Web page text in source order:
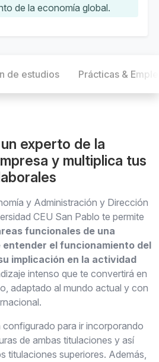
de la economía global.
de estudios Prácticas &
experto de la
y multiplica tus
y Administración y Dirección
CEU San Pablo te permite
funcionales de una
entender el funcionamiento del
implicación en la actividad
intenso que te convertirá en
adaptado al mundo actual y con
configurado para ir incorporando
de ambas titulaciones y así
titulaciones superiores. Además,